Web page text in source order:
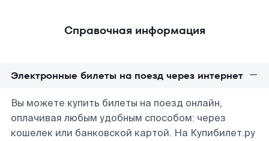
Справочная информация
Электронные билеты на поезд через интернет
Вы можете купить билеты на поезд онлайн,
оплачивая любым удобным способом: через
кошелек или банковской картой. На Купибилет.ру